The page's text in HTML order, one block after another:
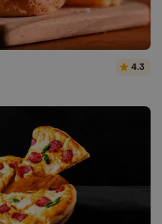
4.3